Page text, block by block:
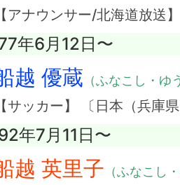
【アナウンサー/北海道放送
年6月12日〜
越 優蔵 （ふなこし・ゆ
【サッカー】 〔日本（兵庫県
年7月11日〜
越 英里子 （ふなこし